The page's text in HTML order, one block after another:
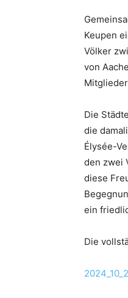
Keupen
Völker
von
Die
die
Élysée-
den zwei
diese
ein
Die